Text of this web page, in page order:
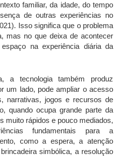
familiar, da idade, do tempo
de outras experiências no
Isso significa que o problema
mas no que deixa de acontecer
na experiência diária da
a tecnologia também produz
um lado, pode ampliar o acesso
narrativas, jogos e recursos de
quando ocupa grande parte da
muito rápidos e pouco mediados,
fundamentais para a
como a espera, a atenção
simbólica, a resolução